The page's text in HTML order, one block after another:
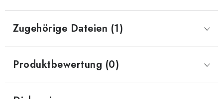
Zugehörige Dateien (1)
Produktbewertung (0)